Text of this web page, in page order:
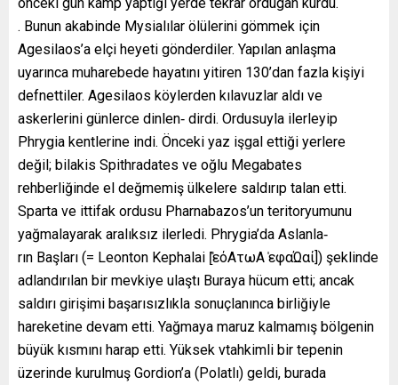
. Bunun akabinde Mysialılar ölülerini gömmek için
Agesilaos’a elçi heyeti gönderdiler. Yapılan anlaşma
uyarınca muharebede hayatını yitiren 130’dan fazla kişiyi
defnettiler. Agesilaos köylerden kılavuzlar aldı ve
askerlerini günlerce dinlen‐ dirdi. Ordusuyla ilerleyip
Phrygia kentlerine indi. Önceki yaz işgal ettiği yerlere
değil; bilakis Spithradates ve oğlu Megabates
rehberliğinde el değmemiş ülkelere saldırıp talan etti.
Sparta ve ittifak ordusu Pharnabazos’un teritoryumunu
yağmalayarak aralıksız ilerledi. Phrygia’da Aslanla‐
rın Başları (= Leonton Kephalai [̎εόΑτωΑ ̍εφαΏαί]) şeklinde
adlandırılan bir mevkiye ulaştı Buraya hücum etti; ancak
saldırı girişimi başarısızlıkla sonuçlanınca birliğiyle
hareketine devam etti. Yağmaya maruz kalmamış bölgenin
büyük kısmını harap etti. Yüksek vtahkimli bir tepenin
üzerinde kurulmuş Gordion’a (Polatlı) geldi, burada